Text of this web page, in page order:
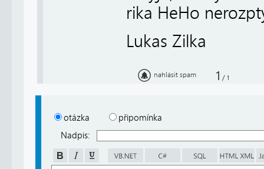
rika HeHo
Lukas Zilka
nahlásit spam 1 / 1
otázka
připomínka
Nadpis: